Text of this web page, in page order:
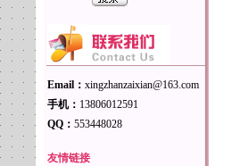
Email： xingzhanzaixian@163.com
手机： 13806012591
QQ： 553448028
友情链接